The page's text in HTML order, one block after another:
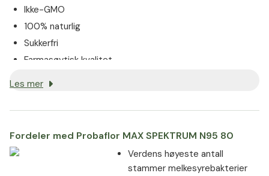
Ikke-GMO
100% naturlig
Sukkerfri
Farmasøytisk kvalitet
Les mer
Fordeler med Probaflor MAX SPEKTRUM N95 80
Verdens høyeste antall
stammer melkesyrebakterier